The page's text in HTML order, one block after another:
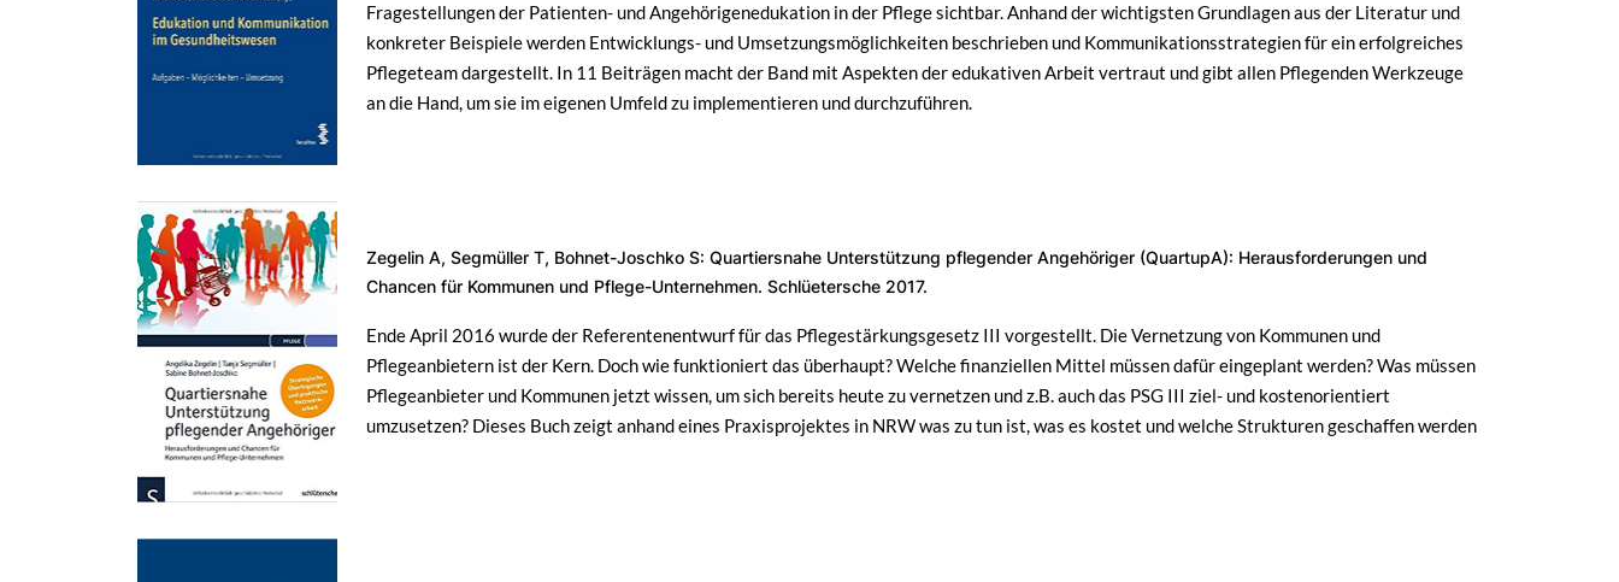
Fragestellungen der Patienten- und Angehörigenedukation in der Pflege sichtbar. Anhand der wichtigsten Grundlagen aus der Literatur und
konkreter Beispiele werden Entwicklungs- und Umsetzungsmöglichkeiten beschrieben und Kommunikationsstrategien für ein erfolgreiches
Pflegeteam dargestellt. In 11 Beiträgen macht der Band mit Aspekten der edukativen Arbeit vertraut und gibt allen Pflegenden Werkzeuge
an die Hand, um sie im eigenen Umfeld zu implementieren und durchzuführen.
Zegelin A, Segmüller T, Bohnet-Joschko S: Quartiersnahe Unterstützung pflegender Angehöriger (QuartupA): Herausforderungen und
Chancen für Kommunen und Pflege-Unternehmen. Schlüetersche 2017.
Ende April 2016 wurde der Referentenentwurf für das Pflegestärkungsgesetz III vorgestellt. Die Vernetzung von Kommunen und
Pflegeanbietern ist der Kern. Doch wie funktioniert das überhaupt? Welche finanziellen Mittel müssen dafür eingeplant werden? Was müssen
Pflegeanbieter und Kommunen jetzt wissen, um sich bereits heute zu vernetzen und z.B. auch das PSG III ziel- und kostenorientiert
umzusetzen? Dieses Buch zeigt anhand eines Praxisprojektes in NRW was zu tun ist, was es kostet und welche Strukturen geschaffen werden